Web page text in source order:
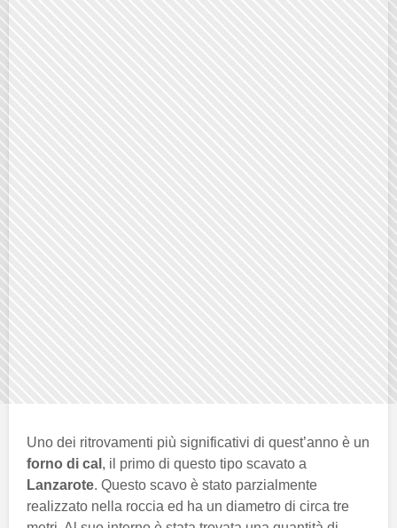
Uno dei ritrovamenti più significativi di quest’anno è un
forno di cal , il primo di questo tipo scavato a
Lanzarote. Questo scavo è stato parzialmente
realizzato nella roccia ed ha un diametro di circa tre